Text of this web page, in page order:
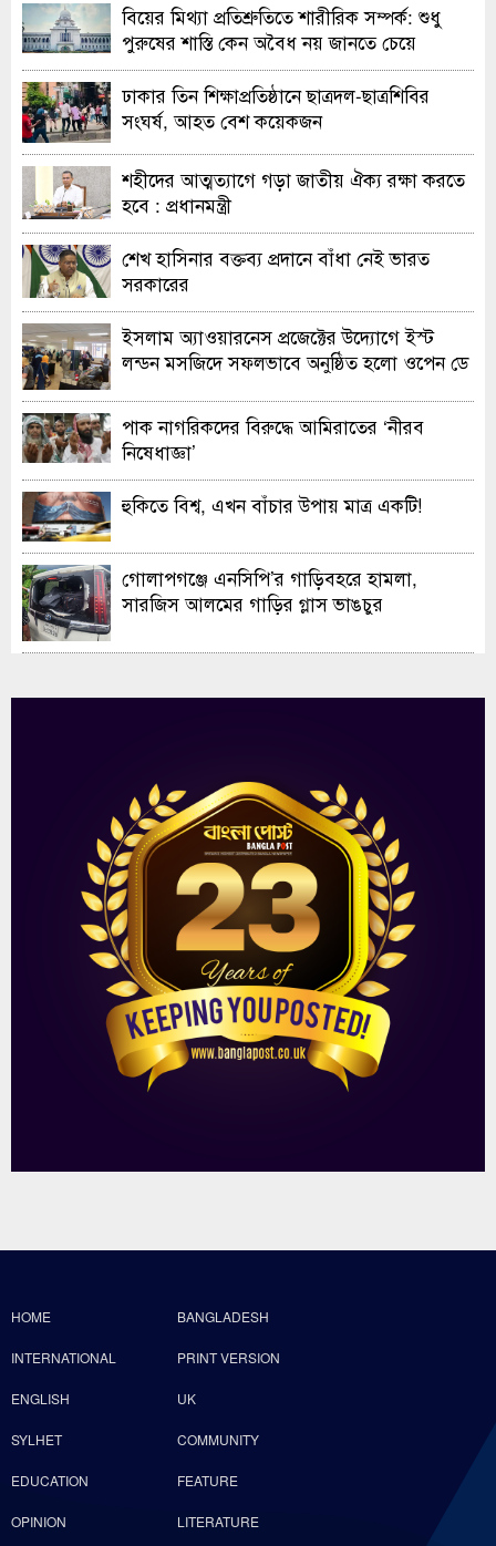
বিয়ের মিথ্যা প্রতিশ্রুতিতে শারীরিক সম্পর্ক: শুধু
পুরুষের শাস্তি কেন অবৈধ নয় জানতে চেয়ে
হাইকোর্টের রুল
ঢাকার তিন শিক্ষাপ্রতিষ্ঠানে ছাত্রদল-ছাত্রশিবির
সংঘর্ষ, আহত বেশ কয়েকজন
শহীদের আত্মত্যাগে গড়া জাতীয় ঐক্য রক্ষা করতে
হবে : প্রধানমন্ত্রী
শেখ হাসিনার বক্তব্য প্রদানে বাঁধা নেই ভারত
সরকারের
ইসলাম অ্যাওয়ারনেস প্রজেক্টের উদ্যোগে ইস্ট
লন্ডন মসজিদে সফলভাবে অনুষ্ঠিত হলো ওপেন ডে
পাক নাগরিকদের বিরুদ্ধে আমিরাতের ‘নীরব
নিষেধাজ্ঞা’
হুকিতে বিশ্ব, এখন বাঁচার উপায় মাত্র একটি!
গোলাপগঞ্জে এনসিপি’র গাড়িবহরে হামলা,
সারজিস আলমের গাড়ির গ্লাস ভাঙচুর
HOME BANGLADESH
INTERNATIONAL PRINT VERSION
ENGLISH UK
SYLHET COMMUNITY
EDUCATION FEATURE
OPINION LITERATURE